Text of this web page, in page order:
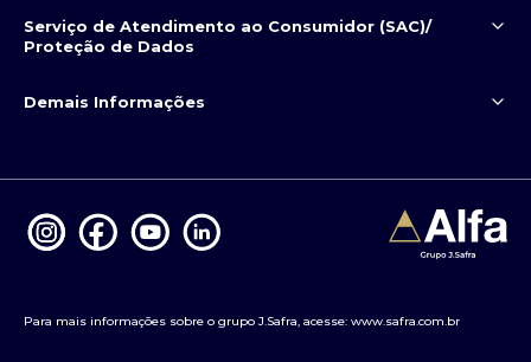
3003
Formulário Ouvidoria
Canal de Denúncias
Serviço de Atendimento ao Consumidor (SAC)/
Proteção de Dados
Demais Informações
Segurança contra fraude
do Banco Central (SCR)
Sistema de Valores a Receber do
Para mais informações sobre o grupo J.Safra, acesse: www.safra.com.br